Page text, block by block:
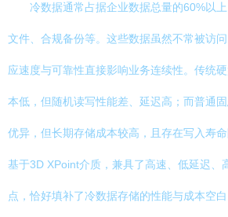
冷数据通常占据企业数据总量的60%以
文件、合规备份等。这些数据虽然不常被访
应速度与可靠性直接影响业务连续性。传统
本低，但随机读写性能差、延迟高；而普通
优异，但长期存储成本较高，且存在写入寿
基于3D XPoint介质，兼具了高速、低延迟、
点，恰好填补了冷数据存储的性能与成本空白